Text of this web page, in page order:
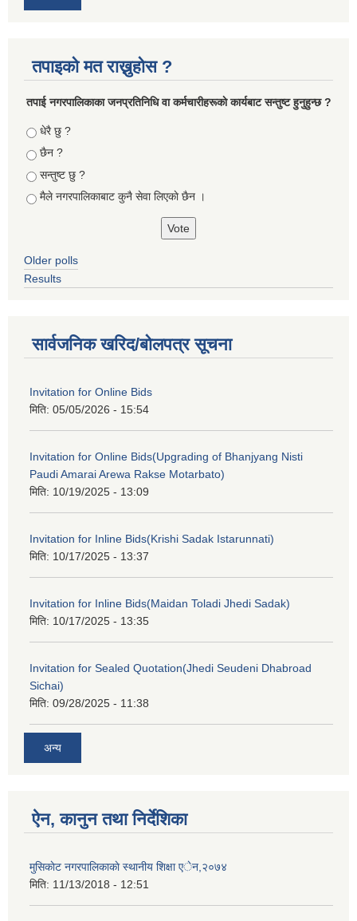
तपाइको मत राख्नुहोस ?
तपा‌ई नगरपालिकाका जनप्रतिनिधि वा कर्मचारीहरूकाे कार्यबाट सन्तुष्ट हुनुहुन्छ ?
Choices
धेरै छु ?
छैन ?
सन्तुष्ट छु ?
मैले नगरपालिकाबाट कुनै सेवा लिएकाे छैन ।
Older polls
Results
सार्वजनिक खरिद/बोलपत्र सूचना
Invitation for Online Bids
मिति: 05/05/2026 - 15:54
Invitation for Online Bids(Upgrading of Bhanjyang Nisti
Paudi Amarai Arewa Rakse Motarbato)
मिति: 10/19/2025 - 13:09
Invitation for Inline Bids(Krishi Sadak Istarunnati)
मिति: 10/17/2025 - 13:37
Invitation for Inline Bids(Maidan Toladi Jhedi Sadak)
मिति: 10/17/2025 - 13:35
Invitation for Sealed Quotation(Jhedi Seudeni Dhabroad
Sichai)
मिति: 09/28/2025 - 11:38
अन्य
ऐन, कानुन तथा निर्देशिका
मुसिकाेट नगरपालिकाकाे स्थानीय शिक्षा एेन,२०७४
मिति: 11/13/2018 - 12:51